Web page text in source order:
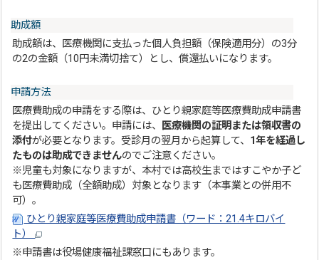
助成額
助成額は、医療機関に支払った個人負担額（保険適用分）の3分
の2の金額（10円未満切捨て）とし、償還払いになります。
申請方法
医療費助成の申請をする際は、ひとり親家庭等医療費助成申請書
を提出してください。申請には、
医療機関の証明または領収書の
添付が必要となります。受診月の翌月から起算して、 1年を経過し
たものは助成できませんのでご注意ください。
※児童も対象になりますが、本村では高校生まではすこやか子ど
も医療費助成（全額助成）対象となります（本事業との併用不
可）。
ひとり親家庭等医療費助成申請書（ワード：21.4キロバイ
ト）
※申請書は役場健康福祉課窓口にもあります。